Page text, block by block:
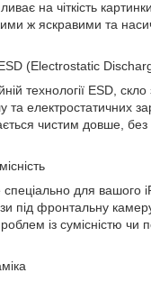
на чіткість
ж яскравими та
(Electrostatic
технології ESD,
та електростатичних
чистим довше, без
для вашого
під фронтальну
із сумісністю чи